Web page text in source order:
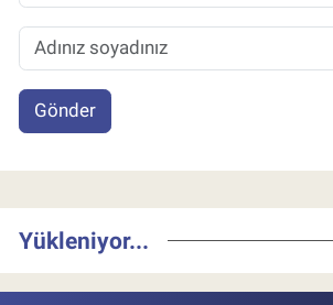
Gönder
Yükleniyor...